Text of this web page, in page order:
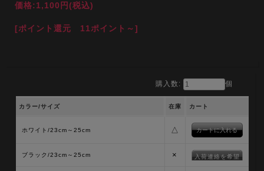
価格:1,100円(税込)
[ポイント還元 11ポイント～]
購入数: 個
カラー/サイズ 在庫 カート
ホワイト/23cm～25cm △
ブラック/23cm～25cm × 入荷連絡を希望